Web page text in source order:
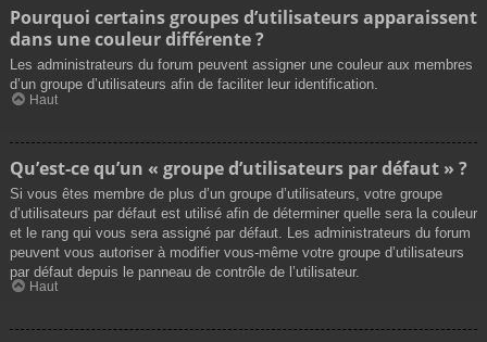
Pourquoi certains groupes d’utilisateurs apparaissent
dans une couleur différente ?
Les administrateurs du forum peuvent assigner une couleur aux membres
d’un groupe d’utilisateurs afin de faciliter leur identification.
Haut
Qu’est-ce qu’un « groupe d’utilisateurs par défaut » ?
Si vous êtes membre de plus d’un groupe d’utilisateurs, votre groupe
d’utilisateurs par défaut est utilisé afin de déterminer quelle sera la couleur
et le rang qui vous sera assigné par défaut. Les administrateurs du forum
peuvent vous autoriser à modifier vous-même votre groupe d’utilisateurs
par défaut depuis le panneau de contrôle de l’utilisateur.
Haut